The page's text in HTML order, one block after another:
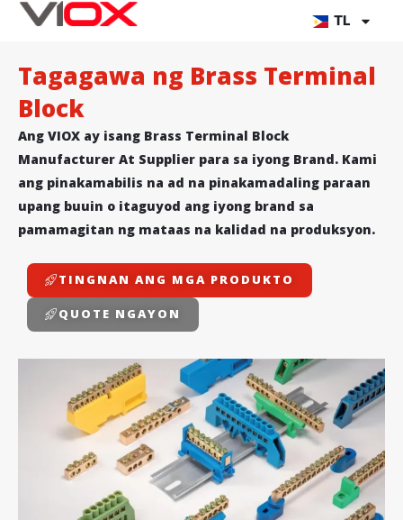
Lumaktaw
TL
Tagagawa ng Brass Terminal
Block
Ang VIOX ay isang Brass Terminal Block
Manufacturer At Supplier para sa iyong Brand. Kami
ang pinakamabilis na ad na pinakamadaling paraan
upang buuin o itaguyod ang iyong brand sa
pamamagitan ng mataas na kalidad na produksyon.
TINGNAN ANG MGA PRODUKTO
QUOTE NGAYON